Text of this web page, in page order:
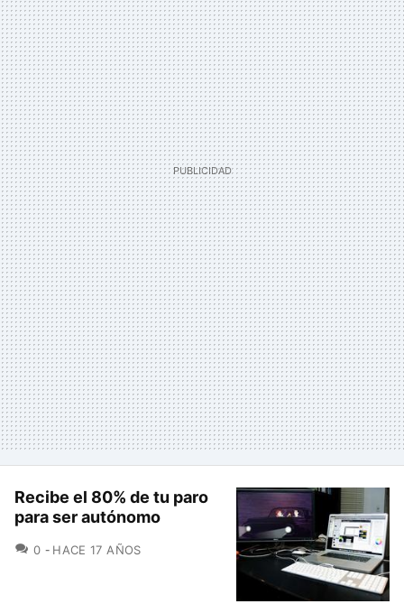
Recibe el 80% de tu paro
para ser autónomo
0 COMENTARIOS
HACE 17 AÑOS